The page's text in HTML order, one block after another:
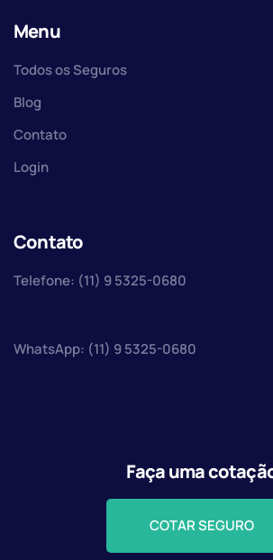
Menu
Todos os Seguros
Blog
Contato
Login
Contato
Telefone: (11) 9 5325-0680
WhatsApp: (11) 9 5325-0680
Faça uma
COTAR SEGURO